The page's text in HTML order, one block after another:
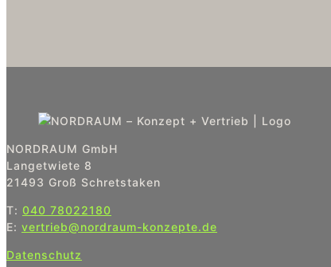
NORDRAUM GmbH
Langetwiete 8
21493 Groß Schretstaken
T: 040 78022180
E: vertrieb@nordraum-konzepte.de
Datenschutz